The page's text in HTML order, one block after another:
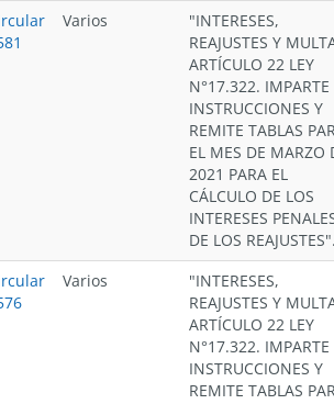
Varios
"INTERESES,
REAJUSTES Y
ARTÍCULO 22 LEY
N°17.322. IMPARTE
INSTRUCCIONES Y
REMITE TABLAS
EL MES DE MARZO
2021 PARA EL
CÁLCULO DE LOS
INTERESES
DE LOS
Varios
"INTERESES,
REAJUSTES Y
ARTÍCULO 22 LEY
N°17.322. IMPARTE
INSTRUCCIONES Y
REMITE TABLAS